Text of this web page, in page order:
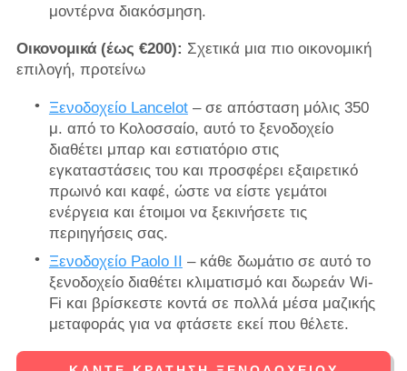
μοντέρνα διακόσμηση.
Οικονομικά (έως €200): Σχετικά μια πιο οικονομική
επιλογή, προτείνω
Ξενοδοχείο Lancelot– σε απόσταση μόλις 350
μ. από το Κολοσσαίο, αυτό το ξενοδοχείο
διαθέτει μπαρ και εστιατόριο στις
εγκαταστάσεις του και προσφέρει εξαιρετικό
πρωινό και καφέ, ώστε να είστε γεμάτοι
ενέργεια και έτοιμοι να ξεκινήσετε τις
περιηγήσεις σας.
Ξενοδοχείο Paolo II – κάθε δωμάτιο σε αυτό το
ξενοδοχείο διαθέτει κλιματισμό και δωρεάν Wi-
Fi και βρίσκεστε κοντά σε πολλά μέσα μαζικής
μεταφοράς για να φτάσετε εκεί που θέλετε.